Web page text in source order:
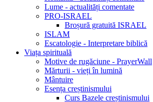
Lume - actualități comentate
PRO-ISRAEL
Broșură gratuită ISRAEL
ISLAM
Escatologie - Interpretare biblică
Viața spirituală
Motive de rugăciune - PrayerWall
Mărturii - vieți în lumină
Mântuire
Esența creștinismului
Curs Bazele creștinismului